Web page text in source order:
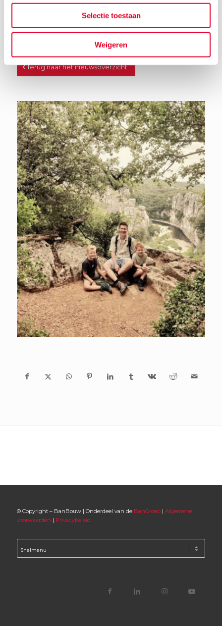
Selectie toestaan
Weigeren
Terug naar het nieuwsoverzicht
© Copyright – BanBouw | Onderdeel van de BanGroep| Algemene
voorwaarden | Privacybeleid